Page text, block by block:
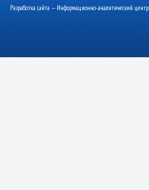
Разработка сайта — Информационно-аналитический центр